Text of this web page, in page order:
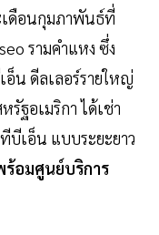
เดือนกุมภาพันธ์ที่
รามคำแหง ซึ่ง
น ดีลเลอร์รายใหญ่
รัฐอเมริกา ได้เช่า
บีเอ็น แบบระยะยาว
อมศูนย์บริการ